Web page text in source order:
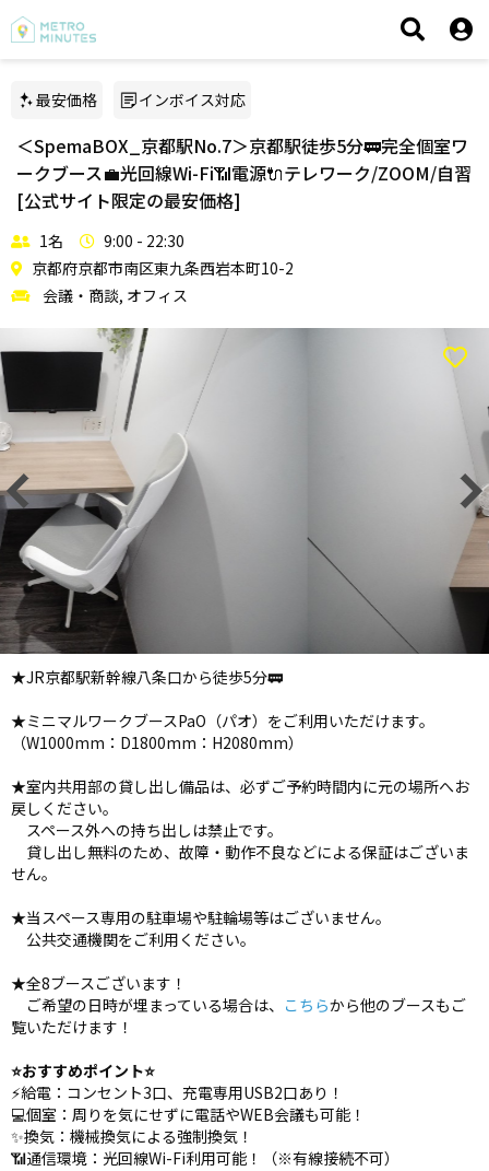
最安価格 インボイス対応
＜SpemaBOX_京都駅No.7＞京都駅徒歩5分🚃完全個室ワ
ークブース💼光回線Wi-Fi📶電源🔌テレワーク/ZOOM/自習
[公式サイト限定の最安価格]
1名
9:00 - 22:30
京都府京都市南区東九条西岩本町10-2
会議・商談, オフィス
★JR京都駅新幹線八条口から徒歩5分🚃
★ミニマルワークブースPaO（パオ）をご利用いただけます。
（W1000mm：D1800mm：H2080mm）
★室内共用部の貸し出し備品は、必ずご予約時間内に元の場所へお
戻しください。
スペース外への持ち出しは禁止です。
貸し出し無料のため、故障・動作不良などによる保証はございま
せん。
★当スペース専用の駐車場や駐輪場等はございません。
公共交通機関をご利用ください。
★全8ブースございます！
ご希望の日時が埋まっている場合は、 こちらから他のブースもご
覧いただけます！
⭐️おすすめポイント⭐️
⚡️給電：コンセント3口、充電専用USB2口あり！
💻個室：周りを気にせずに電話やWEB会議も可能！
✨換気：機械換気による強制換気！
📶通信環境：光回線Wi-Fi利用可能！（※有線接続不可）